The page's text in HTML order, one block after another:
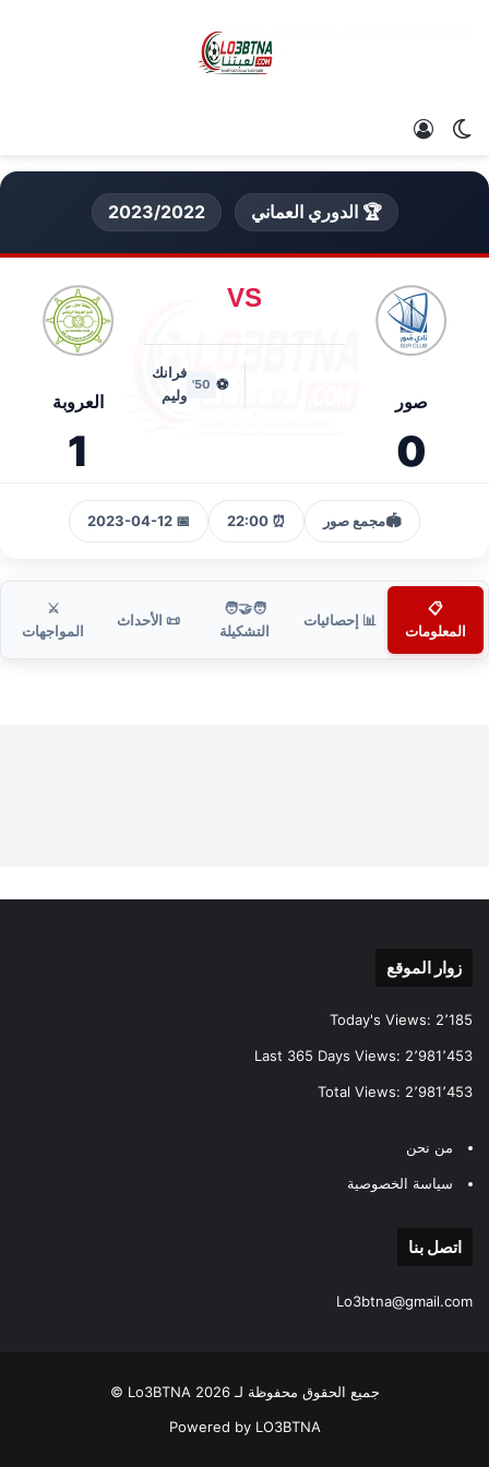
الوضع المظلم
🏆 الدوري العماني 2023/2022
صور
0
VS
⚽
50'
فرانك
وليم
العروبة
1
🏟️مجمع صور ⏰ 22:00
📅 2023-04-12
📋
المعلومات
📊 إحصائيات
🧑‍🤝‍🧑
التشكيلة
📜 الأحداث
⚔️
المواجهات
زوار الموقع
Today's Views: 2٬185
Last 365 Days Views: 2٬981٬453
Total Views: 2٬981٬453
من نحن
سياسة الخصوصية
اتصل بنا
Lo3btna@gmail.com
جميع الحقوق محفوظة لـ Lo3BTNA 2026 ©
Powered by LO3BTNA